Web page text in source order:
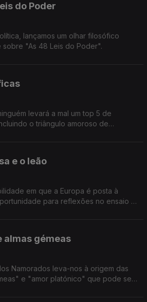
do Poder
lançamos um olhar filosófico
sobre "As 48 Leis do Poder".
levará a mal um top 5 de
o triângulo amoroso de
e o leão
em que a Europa é posta à
para reflexões no ensaio "A
almas gémeas
Namorados leva-nos à origem das
e "amor platónico" que pode ser